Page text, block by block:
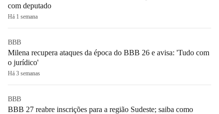
com deputado
Há 1 semana
BBB
Milena recupera ataques da época do BBB 26 e avisa: 'Tudo com
o jurídico'
Há 3 semanas
BBB
BBB 27 reabre inscrições para a região Sudeste; saiba como